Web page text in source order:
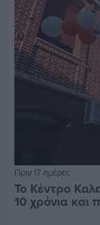
Πριν 17 ημέρες
Το Κέντρο
10 χρόνια και